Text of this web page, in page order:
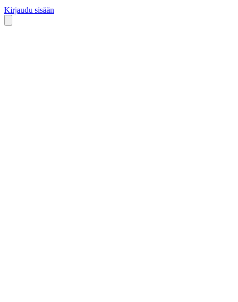
Kirjaudu sisään